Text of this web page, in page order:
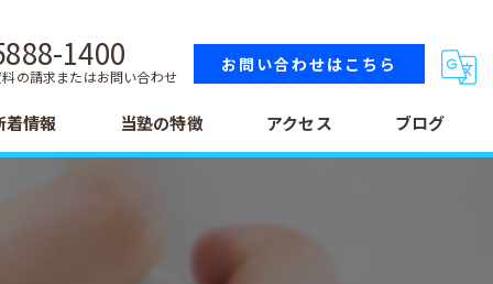
1400
の請求またはお問い合わせ
お問い合わせはこちら
着情報 当塾の特徴 アクセス ブログ